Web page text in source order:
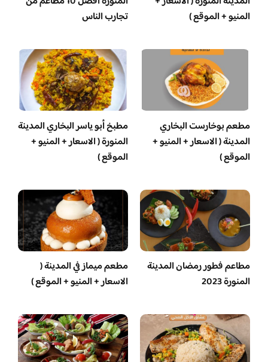
المنيو + الموقع )
تجارب الناس
مطعم بوخارست البخاري
المدينة ( الاسعار + المنيو +
الموقع )
مطبخ أبو ياسر البخاري المدينة
المنورة ( الاسعار + المنيو +
الموقع )
مطاعم فطور رمضان المدينة
المنورة 2023
مطعم ميماز في المدينة (
الاسعار + المنيو + الموقع )